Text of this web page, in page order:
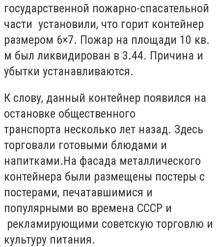
государственной пожарно-спасательной
части установили, что горит контейнер
размером 6×7. Пожар на площади 10 кв.
м был ликвидирован в 3.44. Причина и
убытки устанавливаются.
К слову, данный контейнер появился на
остановке общественного
транспорта несколько лет назад. Здесь
торговали готовыми блюдами и
напитками.На фасада металлического
контейнера были размещены постеры с
постерами, печатавшимися и
популярными во времена СССР и
рекламирующими советскую торговлю и
культуру питания.